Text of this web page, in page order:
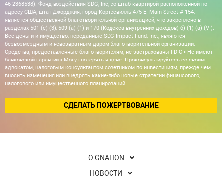
46-2368538). Фонд воздействия SDG, Inc, со штаб-квартирой расположенной по
адресу США, штат Джорджия, город Кортесвилль 475 E. Main Street # 154,
является общественной благотворительной организацией, что закреплено в
разделах 501 (c) (3), 509 (a) (1) и 170 (Кодекса внутренних доходов) б) (1) (а) (VI).
Все деньги и имущество, переданные SDG Impact Fund, Inc., являются
безвозмездным и невозвратным даром благотворительной организации.
Средства, предоставленные благотворителям, не застрахованы FDIC • Не имеют
банковской гарантии • Могут потерять в цене. Проконсультируйтесь со своим
адвокатом, налоговым консультантом советником по инвестициям, прежде чем
вносить изменения или внедрять какие-либо новые стратегии финансового,
налогового или имущественного планирований.
СДЕЛАТЬ ПОЖЕРТВОВАНИЕ
О GNATION
НОВОСТИ